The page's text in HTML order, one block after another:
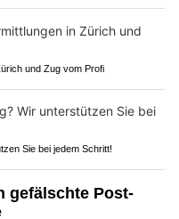
und Zug vom Profi
Sie bei jedem Schritt!
gefälschte Post-